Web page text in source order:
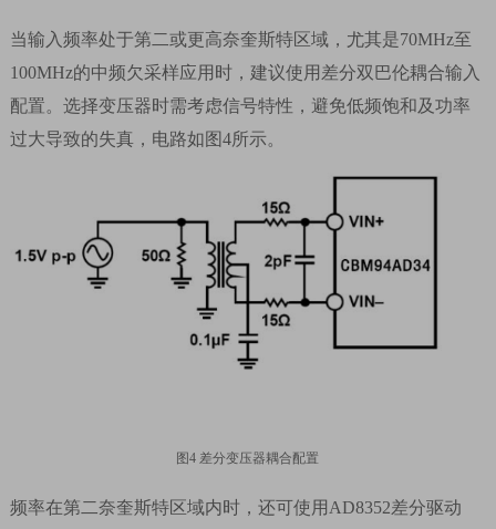
当输入频率处于第二或更高奈奎斯特区域，尤其是70MHz至
100MHz的中频欠采样应用时，建议使用差分双巴伦耦合输入
配置。选择变压器时需考虑信号特性，避免低频饱和及功率
过大导致的失真，电路如图4所示。
图4 差分变压器耦合配置
频率在第二奈奎斯特区域内时，还可使用 AD8352差分驱动